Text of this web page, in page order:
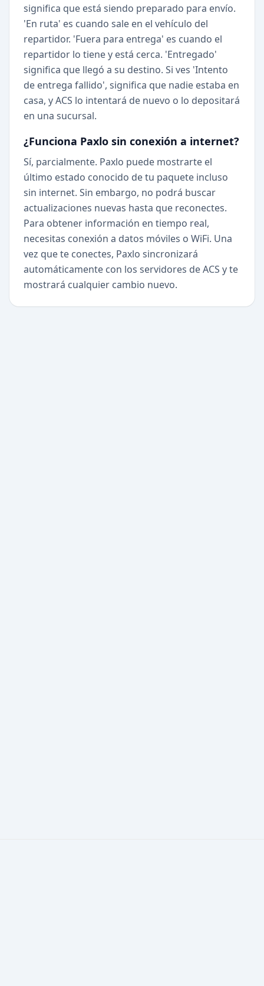
significa que está siendo preparado para envío.
'En ruta' es cuando sale en el vehículo del
repartidor. 'Fuera para entrega' es cuando el
repartidor lo tiene y está cerca. 'Entregado'
significa que llegó a su destino. Si ves 'Intento
de entrega fallido', significa que nadie estaba en
casa, y ACS lo intentará de nuevo o lo depositará
en una sucursal.
¿Funciona Paxlo sin conexión a internet?
Sí, parcialmente. Paxlo puede mostrarte el
último estado conocido de tu paquete incluso
sin internet. Sin embargo, no podrá buscar
actualizaciones nuevas hasta que reconectes.
Para obtener información en tiempo real,
necesitas conexión a datos móviles o WiFi. Una
vez que te conectes, Paxlo sincronizará
automáticamente con los servidores de ACS y te
mostrará cualquier cambio nuevo.